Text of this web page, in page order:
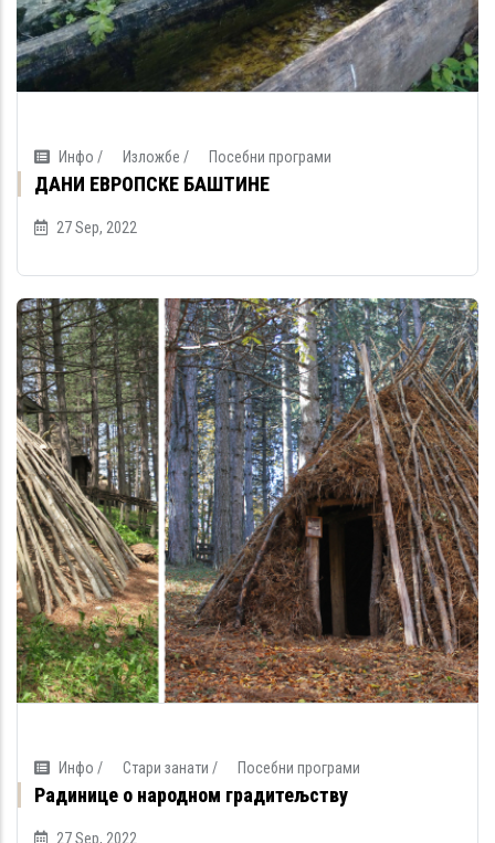
Инфо / Изложбе / Посебни програми
ДАНИ ЕВРОПСКЕ БАШТИНЕ
27 Sep, 2022
Инфо / Стари занати / Посебни програми
Радинице о народном градитељству
27 Sep, 2022